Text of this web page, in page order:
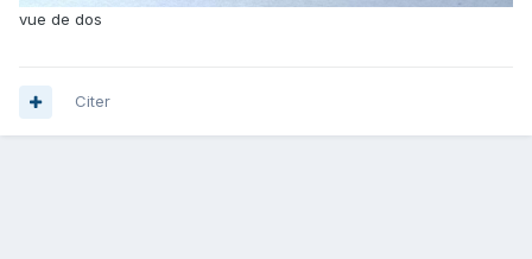
vue de dos
Citer